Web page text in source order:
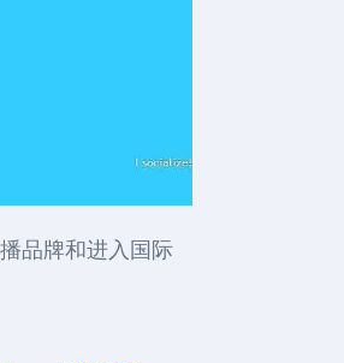
品牌和进入国际